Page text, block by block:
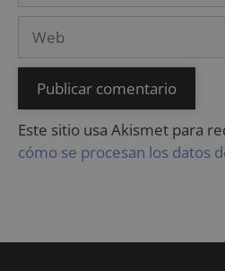
Este sitio usa Akismet para
cómo se procesan los datos